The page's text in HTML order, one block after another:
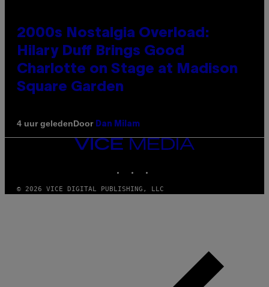
2000s Nostalgia Overload:
Hilary Duff Brings Good
Charlotte on Stage at Madison
Square Garden
4 uur geledenDoor Dan Milam
VICE
MEDIA
© 2026 VICE DIGITAL PUBLISHING, LLC